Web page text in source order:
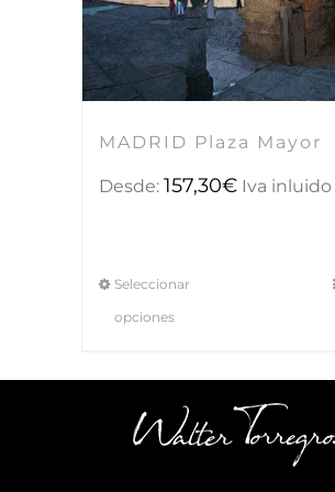
MADRID Plaza Mayor
Desde: 157,30€ Iva inluido
Seleccionar
opciones